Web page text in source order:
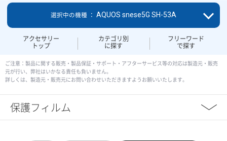
アクセサリー
トップ
カテゴリ別
に探す
フリーワード
で探す
選択中の機種 ： AQUOS snese5G SH-53A
ご注意：製品に関する販売・製品保証・サポート・アフターサービス等の対応は製造元・販売
元が行い、弊社はいかなる責任も負いません。
詳しくは、製造元・販売元にお問い合わせいただきますようお願いいたします。
保護フィルム